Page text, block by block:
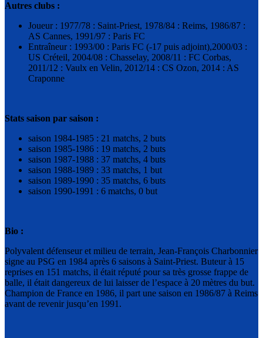
Autres clubs :
Joueur : 1977/78 : Saint-Priest, 1978/84 : Reims, 1986/87 :
AS Cannes, 1991/97 : Paris FC
Entraîneur : 1993/00 : Paris FC (-17 puis adjoint),2000/03 :
US Créteil, 2004/08 : Chasselay, 2008/11 : FC Corbas,
2011/12 : Vaulx en Velin, 2012/14 : CS Ozon, 2014 : AS
Craponne
Stats saison par saison :
saison 1984-1985 : 21 matchs, 2 buts
saison 1985-1986 : 19 matchs, 2 buts
saison 1987-1988 : 37 matchs, 4 buts
saison 1988-1989 : 33 matchs, 1 but
saison 1989-1990 : 35 matchs, 6 buts
saison 1990-1991 : 6 matchs, 0 but
Bio :
Polyvalent défenseur et milieu de terrain, Jean-François Charbonnier
signe au PSG en 1984 après 6 saisons à Saint-Priest. Buteur à 15
reprises en 151 matchs, il était réputé pour sa très grosse frappe de
balle, il était dangereux de lui laisser de l’espace à 20 mètres du but.
Champion de France en 1986, il part une saison en 1986/87 à Reims
avant de revenir jusqu’en 1991.